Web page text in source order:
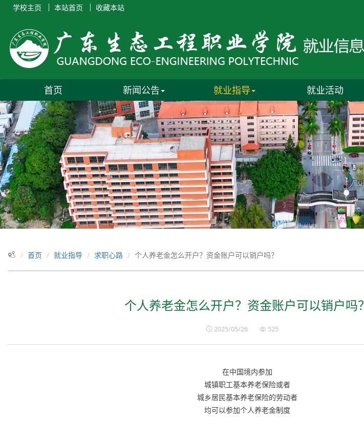
学校主页 本站首页 收藏本站
首页 新闻公告 就业指导 就业活动
首页 就业指导 求职心路 个人养老金怎么开户？资金账户可以销户吗？
个人养老金怎么开户？资金账户可以销户吗？
2025/05/26 525
在中国境内参加
城镇职工基本养老保险或者
城乡居民基本养老保险的劳动者
均可以参加个人养老金制度